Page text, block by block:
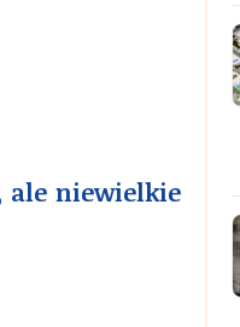
ale niewielkie